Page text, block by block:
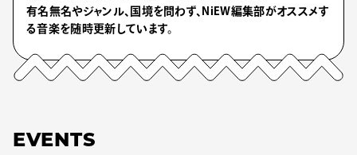
有名無名やジャンル、国境を問わず、NiEW編集部がオススメす
る音楽を随時更新しています。
EVENTS